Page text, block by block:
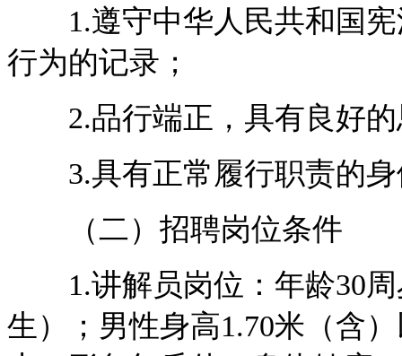
1.遵守中华人民共和国宪
行为的记录；
2.品行端正，具有良好的
3.具有正常履行职责的身
（二）招聘岗位条件
1.讲解员岗位：年龄30周
生）；男性身高1.70米（含